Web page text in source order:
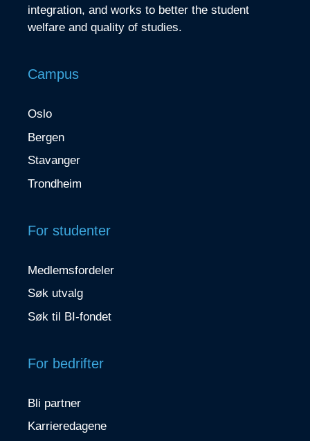
integration, and works to better the student
welfare and quality of studies.
Campus
Oslo
Bergen
Stavanger
Trondheim
For studenter
Medlemsfordeler
Søk utvalg
Søk til BI-fondet
For bedrifter
Bli partner
Karrieredagene